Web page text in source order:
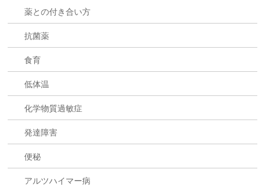
薬との付き合い方
抗菌薬
食育
低体温
化学物質過敏症
発達障害
便秘
アルツハイマー病